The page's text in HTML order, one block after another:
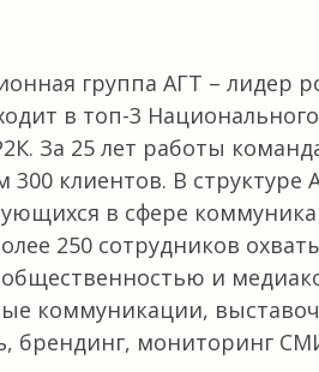
группа АГТ – лидер
в топ-3
За 25 лет работы
300 клиентов. В
в сфере
250 сотрудников
общественностью и
коммуникации,
брендинг, мониторинг